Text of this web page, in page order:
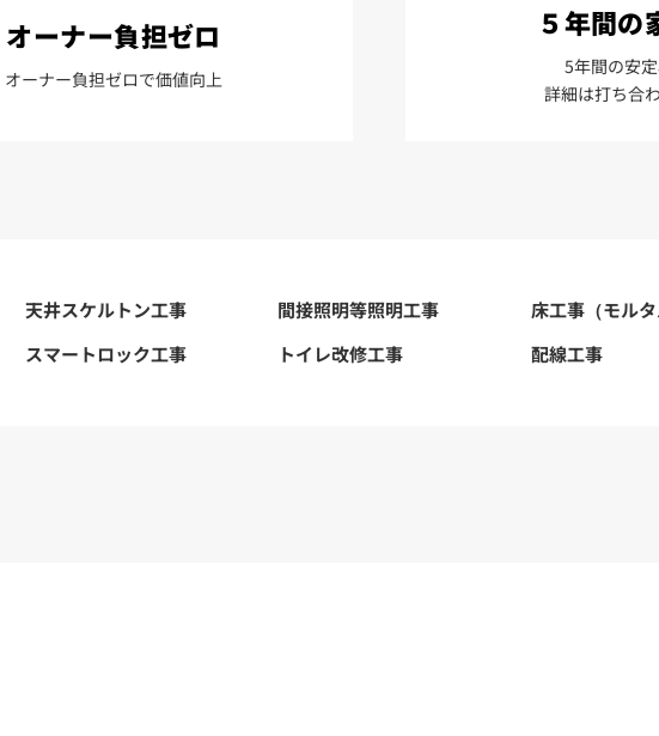
オーナー負担ゼロ
オーナー負担ゼロで価値向上
５年間の
5年間の安
詳細は打ち合
天井スケルトン工事 間接照明等照明工事
床工事（モル
スマートロック工事
トイレ改修工事 配線工事